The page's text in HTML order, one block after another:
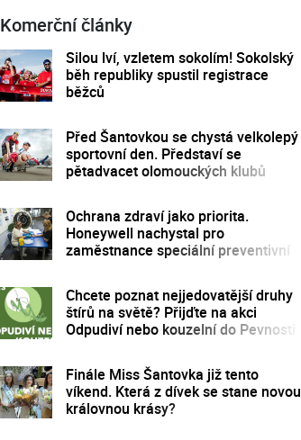
Komerční články
Silou lví, vzletem sokolím! Sokolský
běh republiky spustil registrace
běžců
Před Šantovkou se chystá velkolepý
sportovní den. Představí se
pětadvacet olomouckých klubů
Ochrana zdraví jako priorita.
Honeywell nachystal pro
zaměstnance speciální preventivní
Chcete poznat nejjedovatější druhy
štírů na světě? Přijďte na akci
Odpudiví nebo kouzelní do Pevnosti
Finále Miss Šantovka již tento
víkend. Která z dívek se stane novou
královnou krásy?